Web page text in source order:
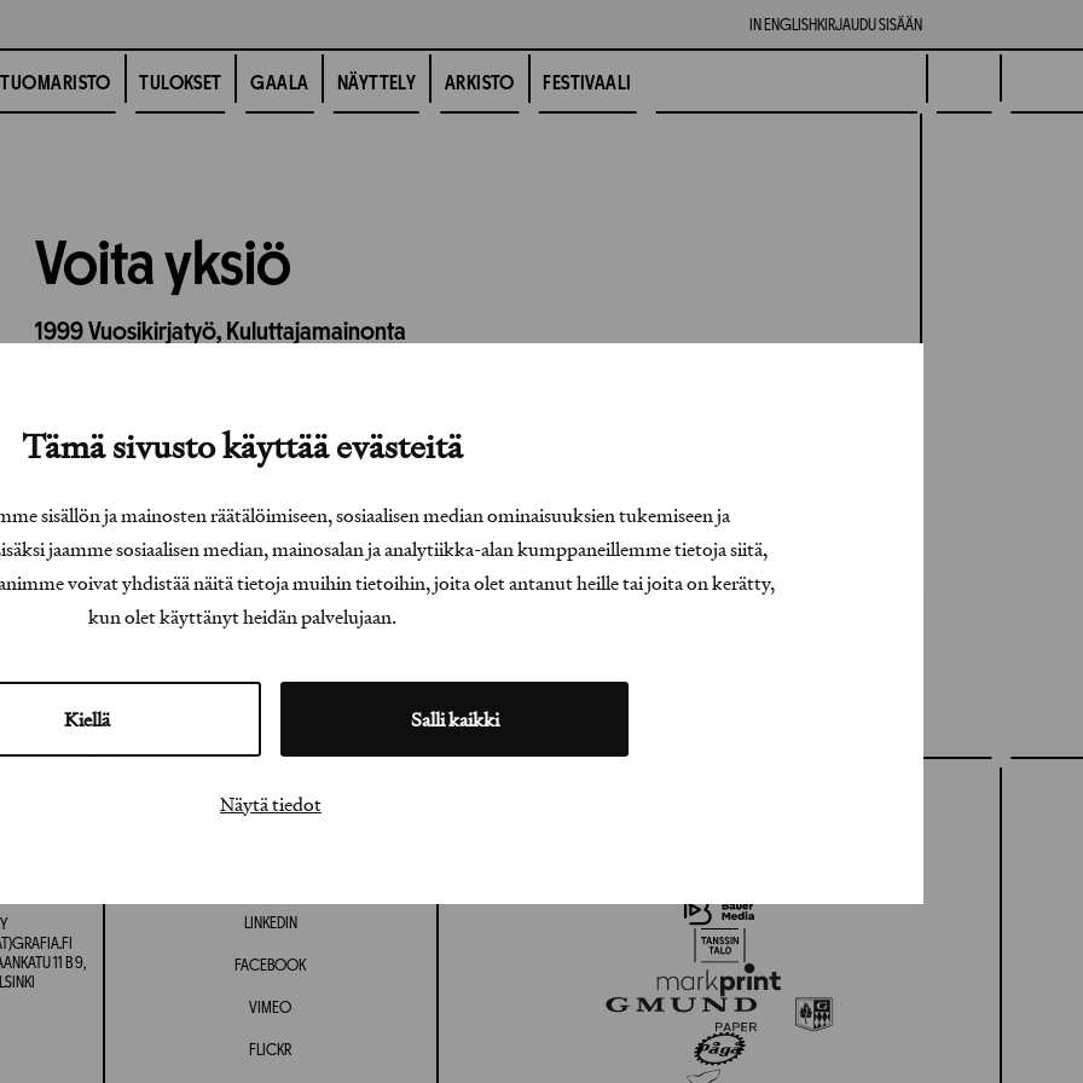
Tämä sivusto käyttää evästeitä
sisällön ja mainosten räätälöimiseen, sosiaalisen median ominaisuuksien tukemiseen ja
jaamme sosiaalisen median, mainosalan ja analytiikka-alan kumppaneillemme tietoja siitä,
voivat yhdistää näitä tietoja muihin tietoihin, joita olet antanut heille tai joita on kerätty,
kun olet käyttänyt heidän palvelujaan.
Kiellä Salli kaikki
Näytä tiedot
IN ENGLISH KIRJAUDU SISÄÄN
TUOMARISTO TULOKSET GAALA NÄYTTELY ARKISTO FESTIVAALI
Voita yksiö
1999 Vuosikirjatyö, Kuluttajamainonta
11 B 9,
LINKEDIN
FACEBOOK
VIMEO
FLICKR